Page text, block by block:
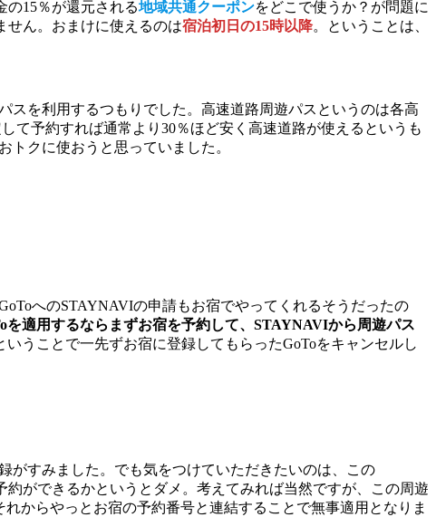
の15％が還元される地域共通クーポンをどこで使うか？が問題に
せん。おまけに使えるのは宿泊初日の15時以降。ということは、
スを利用するつもりでした。高速道路周遊パスというのは各高
て予約すれば通常より30％ほど安く高速道路が使えるというも
トクに使おうと思っていました。
へのSTAYNAVIの申請もお宿でやってくれるそうだったの
を適用するならまずお宿を予約して、STAYNAVIから周遊パス
うことで一先ずお宿に登録してもらったGoToをキャンセルし
がすみました。でも気をつけていただきたいのは、この
ができるかというとダメ。考えてみれば当然ですが、この周遊
からやっとお宿の予約番号と連結することで無事適用となりま